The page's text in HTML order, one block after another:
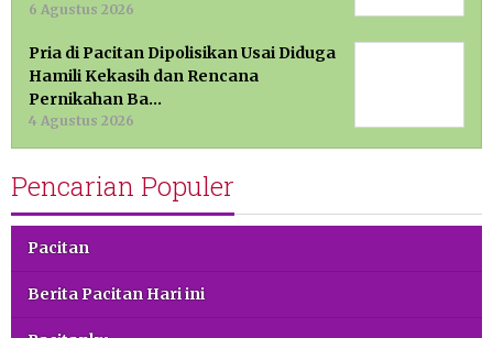
6 Agustus 2026
Pria di Pacitan Dipolisikan Usai Diduga
Hamili Kekasih dan Rencana
Pernikahan Ba…
4 Agustus 2026
Pencarian Populer
Pacitan
Berita Pacitan Hari ini